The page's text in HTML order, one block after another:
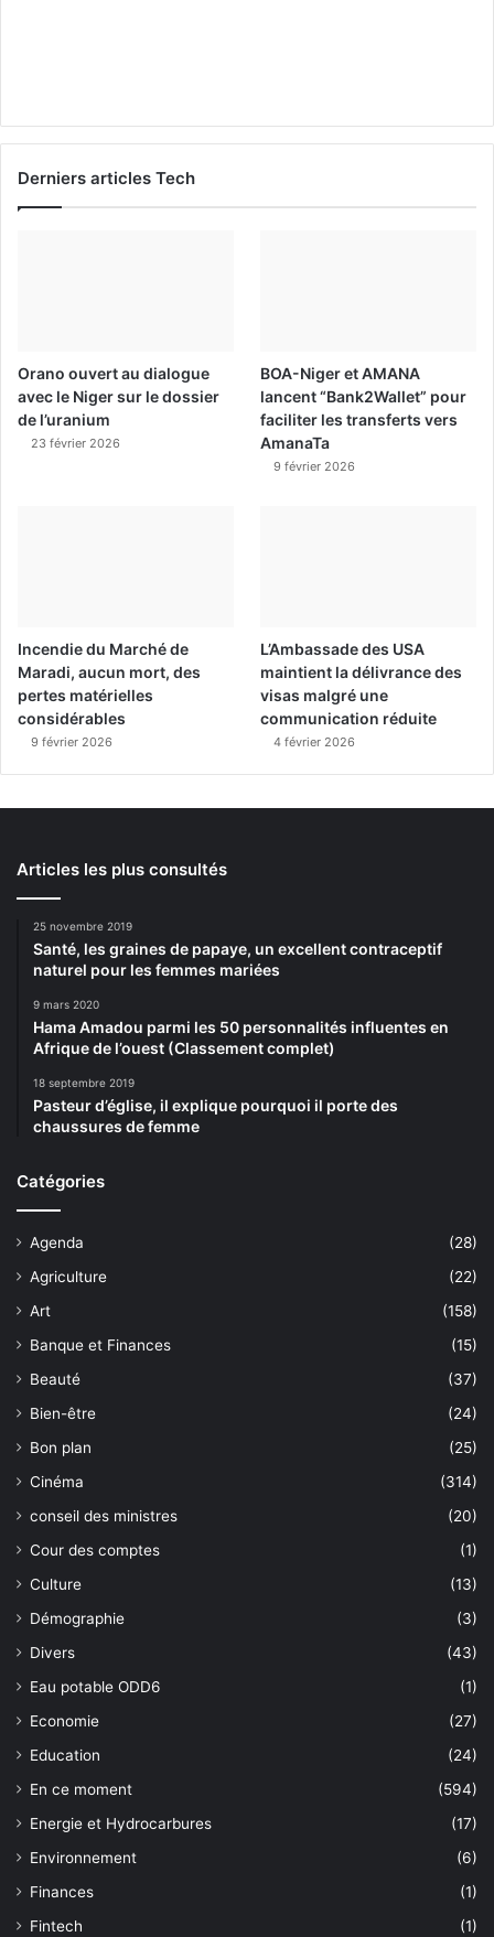
Derniers articles Tech
Orano ouvert au dialogue
avec le Niger sur le dossier
de l’uranium
23 février 2026
BOA-Niger et AMANA
lancent “Bank2Wallet” pour
faciliter les transferts vers
AmanaTa
9 février 2026
Incendie du Marché de
Maradi, aucun mort, des
pertes matérielles
considérables
9 février 2026
L’Ambassade des USA
maintient la délivrance des
visas malgré une
communication réduite
4 février 2026
Articles les plus consultés
25 novembre 2019
Santé, les graines de papaye, un excellent contraceptif
naturel pour les femmes mariées
9 mars 2020
Hama Amadou parmi les 50 personnalités influentes en
Afrique de l’ouest (Classement complet)
18 septembre 2019
Pasteur d’église, il explique pourquoi il porte des
chaussures de femme
Catégories
Agenda
(28)
Agriculture
(22)
Art
(158)
Banque et Finances
(15)
Beauté
(37)
Bien-être
(24)
Bon plan
(25)
Cinéma
(314)
conseil des ministres
(20)
Cour des comptes
(1)
Culture
(13)
Démographie
(3)
Divers
(43)
Eau potable ODD6
(1)
Economie
(27)
Education
(24)
En ce moment
(594)
Energie et Hydrocarbures
(17)
Environnement
(6)
Finances
(1)
Fintech
(1)